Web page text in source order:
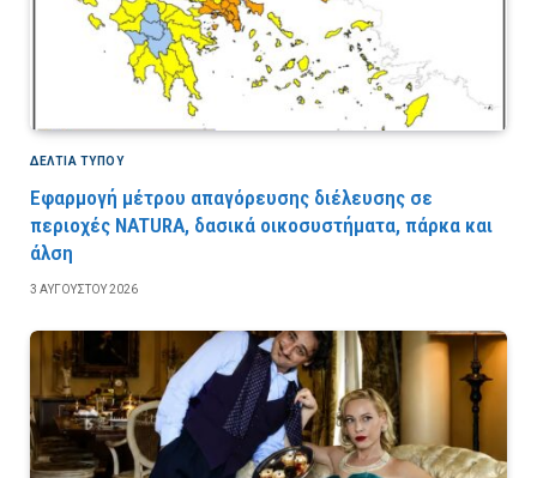
ΔΕΛΤΙΑ ΤΥΠΟΥ
Εφαρμογή μέτρου απαγόρευσης διέλευσης σε
περιοχές NATURA, δασικά οικοσυστήματα, πάρκα και
άλση
3 ΑΥΓΟΎΣΤΟΥ 2026